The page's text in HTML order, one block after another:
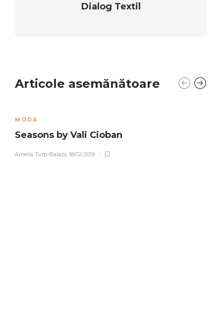
Dialog Textil
Articole asemănătoare
MODĂ
Seasons by Vali Cioban
Amelia Turp-Balazs 18/02/2019